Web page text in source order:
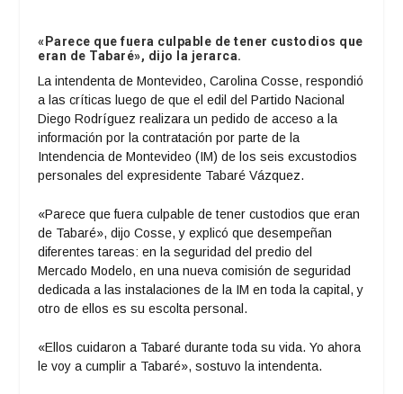
«Parece que fuera culpable de tener custodios que
eran de Tabaré», dijo la jerarca.
La intendenta de Montevideo, Carolina Cosse, respondió
a las críticas luego de que el edil del Partido Nacional
Diego Rodríguez realizara un pedido de acceso a la
información por la contratación por parte de la
Intendencia de Montevideo (IM) de los seis excustodios
personales del expresidente Tabaré Vázquez.
«Parece que fuera culpable de tener custodios que eran
de Tabaré», dijo Cosse, y explicó que desempeñan
diferentes tareas: en la seguridad del predio del
Mercado Modelo, en una nueva comisión de seguridad
dedicada a las instalaciones de la IM en toda la capital, y
otro de ellos es su escolta personal.
«Ellos cuidaron a Tabaré durante toda su vida. Yo ahora
le voy a cumplir a Tabaré», sostuvo la intendenta.